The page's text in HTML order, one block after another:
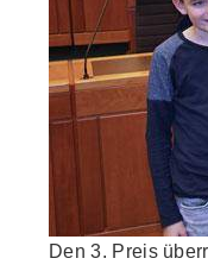
Den 3. Preis